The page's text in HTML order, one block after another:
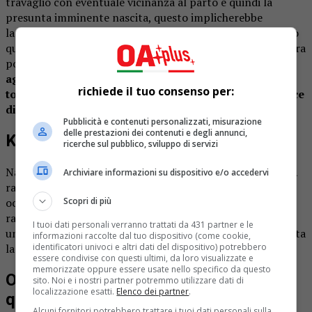
presunta imminente nascita, questo implicherebbe
lamancanza di dolonell’azione omicidiaria del feto. Solo
quando saranno depositati gli esiti dell’autopsia, la procura
potrà
formulare l’ipotesi di reato completa di
aggravanti.
tossicologici che dovranno restituire certezze sulle
tracce
di veleno per topi
Kata
Naturalmente si parlerà anche del caso della piccola Kata
rapita a Firenze lo scorso 10 giugno. Qualcuno tra gli ex
occupanti sarebbe crollato e avrebbe parlato di un
rapimento da parte dei rumeni che l’avrebbero portata in
un’altra occupazione simile all’Hotel Astorda cui è sparita
la bambina.
Ospiti ed esperti della puntata di
questa sera
richiede il tuo consenso per:
Pubblicità e contenuti personalizzati, misurazione
delle prestazioni dei contenuti e degli annunci,
ricerche sul pubblico, sviluppo di servizi
Archiviare informazioni su dispositivo e/o accedervi
Scopri di più
I tuoi dati personali verranno trattati da 431 partner e le
informazioni raccolte dal tuo dispositivo (come cookie,
identificatori univoci e altri dati del dispositivo) potrebbero
essere condivise con questi ultimi, da loro visualizzate e
memorizzate oppure essere usate nello specifico da questo
sito. Noi e i nostri partner potremmo utilizzare dati di
localizzazione esatti. Elenco dei partner.